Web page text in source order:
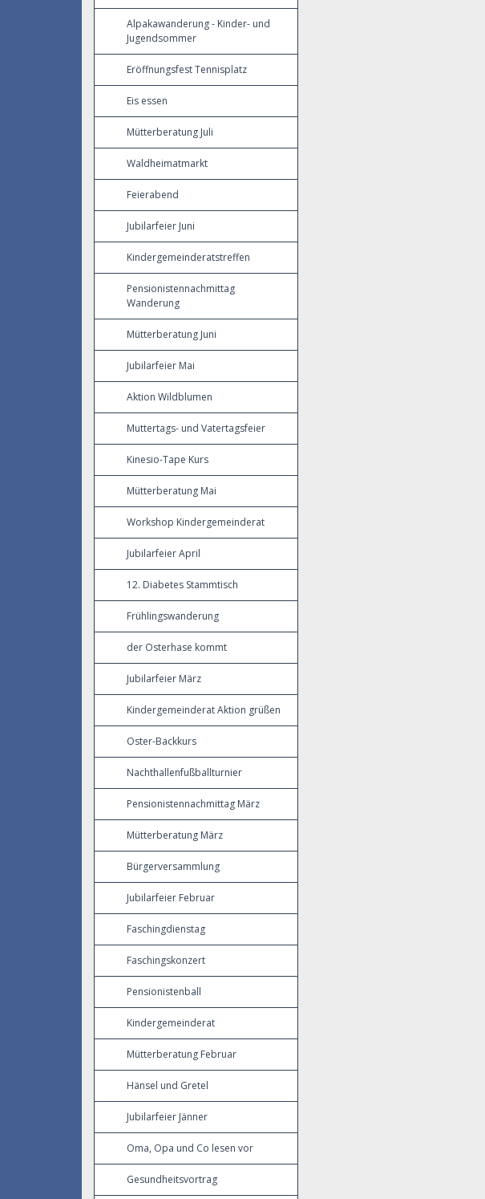
Alpakawanderung - Kinder- und
Jugendsommer
Eröffnungsfest Tennisplatz
Eis essen
Mütterberatung Juli
Waldheimatmarkt
Feierabend
Jubilarfeier Juni
Kindergemeinderatstreffen
Pensionistennachmittag
Wanderung
Mütterberatung Juni
Jubilarfeier Mai
Aktion Wildblumen
Muttertags- und Vatertagsfeier
Kinesio-Tape Kurs
Mütterberatung Mai
Workshop Kindergemeinderat
Jubilarfeier April
12. Diabetes Stammtisch
Frühlingswanderung
der Osterhase kommt
Jubilarfeier März
Kindergemeinderat Aktion grüßen
Oster-Backkurs
Nachthallenfußballturnier
Pensionistennachmittag März
Mütterberatung März
Bürgerversammlung
Jubilarfeier Februar
Faschingdienstag
Faschingskonzert
Pensionistenball
Kindergemeinderat
Mütterberatung Februar
Hänsel und Gretel
Jubilarfeier Jänner
Oma, Opa und Co lesen vor
Gesundheitsvortrag